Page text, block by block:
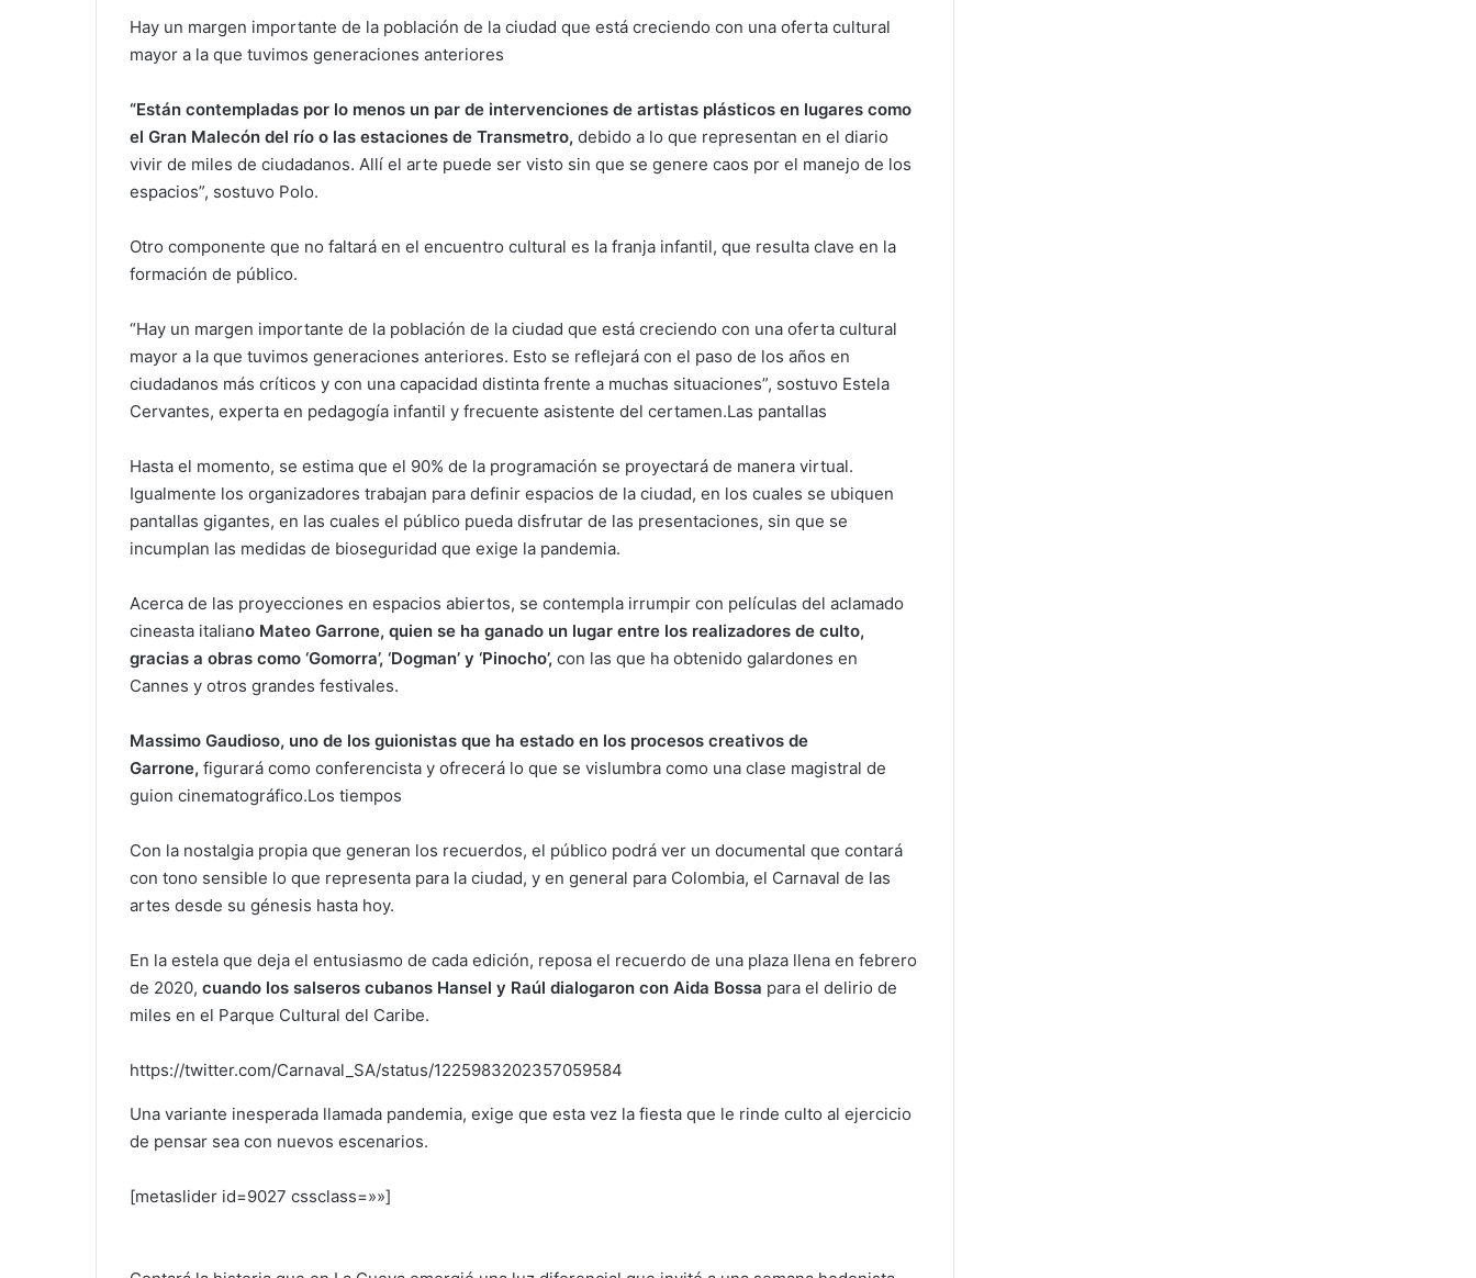
Hay un margen importante de la población de la ciudad que está creciendo con una oferta cultural
mayor a la que tuvimos generaciones anteriores
“Están contempladas por lo menos un par de intervenciones de artistas plásticos en lugares como
el Gran Malecón del río o las estaciones de Transmetro, debido a lo que representan en el diario
vivir de miles de ciudadanos. Allí el arte puede ser visto sin que se genere caos por el manejo de los
espacios”, sostuvo Polo.
Otro componente que no faltará en el encuentro cultural es la franja infantil, que resulta clave en la
formación de público.
“Hay un margen importante de la población de la ciudad que está creciendo con una oferta cultural
mayor a la que tuvimos generaciones anteriores. Esto se reflejará con el paso de los años en
ciudadanos más críticos y con una capacidad distinta frente a muchas situaciones”, sostuvo Estela
Cervantes, experta en pedagogía infantil y frecuente asistente del certamen.Las pantallas
Hasta el momento, se estima que el 90% de la programación se proyectará de manera virtual.
Igualmente los organizadores trabajan para definir espacios de la ciudad, en los cuales se ubiquen
pantallas gigantes, en las cuales el público pueda disfrutar de las presentaciones, sin que se
incumplan las medidas de bioseguridad que exige la pandemia.
Acerca de las proyecciones en espacios abiertos, se contempla irrumpir con películas del aclamado
cineasta italiano Mateo Garrone, quien se ha ganado un lugar entre los realizadores de culto,
gracias a obras como ‘Gomorra’, ‘Dogman’ y ‘Pinocho’, con las que ha obtenido galardones en
Cannes y otros grandes festivales.
Massimo Gaudioso, uno de los guionistas que ha estado en los procesos creativos de
Garrone, figurará como conferencista y ofrecerá lo que se vislumbra como una clase magistral de
guion cinematográfico.Los tiempos
Con la nostalgia propia que generan los recuerdos, el público podrá ver un documental que contará
con tono sensible lo que representa para la ciudad, y en general para Colombia, el Carnaval de las
artes desde su génesis hasta hoy.
En la estela que deja el entusiasmo de cada edición, reposa el recuerdo de una plaza llena en febrero
de 2020, cuando los salseros cubanos Hansel y Raúl dialogaron con Aida Bossa para el delirio de
miles en el Parque Cultural del Caribe.
https://twitter.com/Carnaval_SA/status/1225983202357059584
Una variante inesperada llamada pandemia, exige que esta vez la fiesta que le rinde culto al ejercicio
de pensar sea con nuevos escenarios.
[metaslider id=9027 cssclass=»»]